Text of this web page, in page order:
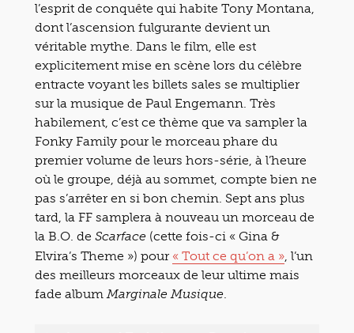
l’esprit de conquête qui habite Tony Montana,
dont l’ascension fulgurante devient un
véritable mythe. Dans le film, elle est
explicitement mise en scène lors du célèbre
entracte voyant les billets sales se multiplier
sur la musique de Paul Engemann. Très
habilement, c’est ce thème que va sampler la
Fonky Family pour le morceau phare du
premier volume de leurs hors-série, à l’heure
où le groupe, déjà au sommet, compte bien ne
pas s’arrêter en si bon chemin. Sept ans plus
tard, la FF samplera à nouveau un morceau de
la B.O. de Scarface (cette fois-ci « Gina &
Elvira’s Theme ») pour « Tout ce qu’on a », l’un
des meilleurs morceaux de leur ultime mais
fade albumMarginale Musique.